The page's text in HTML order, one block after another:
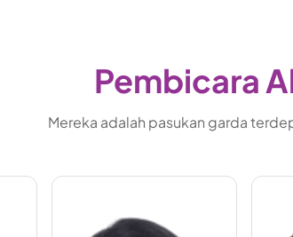
Pembicara
Mereka adalah pasukan garda